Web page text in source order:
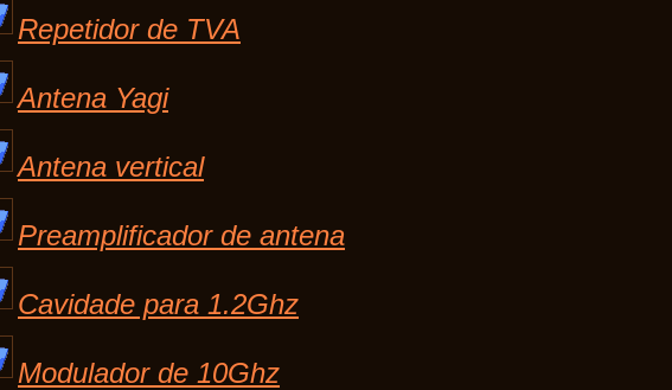
Repetidor de TVA
Antena Yagi
Antena vertical
Preamplificador de antena
Cavidade para 1.2Ghz
Modulador de 10Ghz